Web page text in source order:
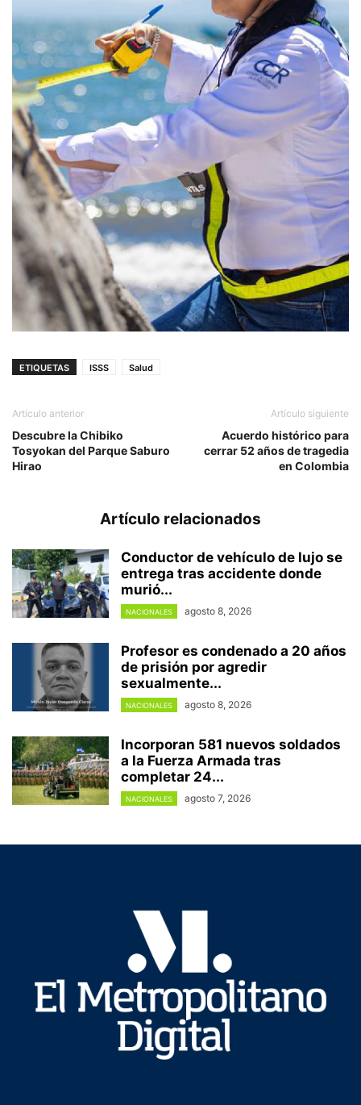
ETIQUETAS ISSS Salud
Artículo anterior
Descubre la Chibiko
Tosyokan del Parque Saburo
Hirao
Artículo siguiente
Acuerdo histórico para
cerrar 52 años de tragedia
en Colombia
Artículo relacionados
Conductor de vehículo de lujo se
entrega tras accidente donde
murió...
NACIONALES agosto 8, 2026
Profesor es condenado a 20 años
de prisión por agredir
sexualmente...
NACIONALES agosto 8, 2026
Incorporan 581 nuevos soldados
a la Fuerza Armada tras
completar 24...
NACIONALES agosto 7, 2026